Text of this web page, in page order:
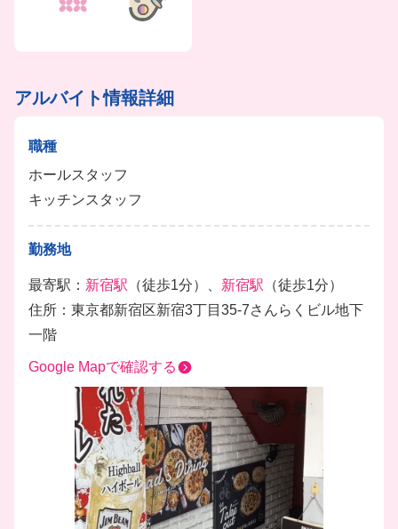
アルバイト情報詳細
職種
ホールスタッフ
キッチンスタッフ
勤務地
最寄駅： 新宿駅 （徒歩1分）、 新宿駅 （徒歩1分）
住所：東京都新宿区新宿3丁目35-7さんらくビル地下
一階
Google Mapで確認する